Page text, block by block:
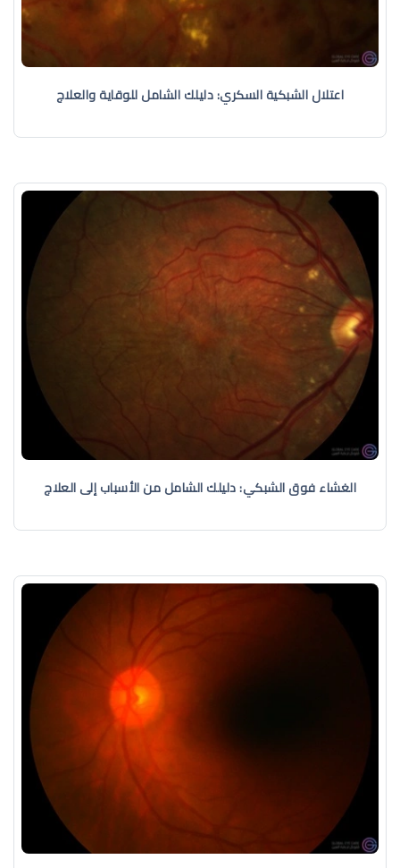
اعتلال الشبكية السكري: دليلك الشامل للوقاية والعلاج
الغشاء فوق الشبكي: دليلك الشامل من الأسباب إلى العلاج